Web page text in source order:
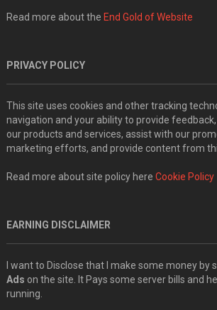
Read more about the End Gold of Website
PRIVACY POLICY
This site uses cookies and other tracking
navigation and your ability to provide
our products and services, assist with our
marketing efforts, and provide content from
Read more about site policy here Cookie Policy
EARNING DISCLAIMER
I want to Disclose that I make some money by
Ads on the site. It Pays some server bills and
running.